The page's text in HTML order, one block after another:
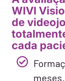
WIVI
de
cada